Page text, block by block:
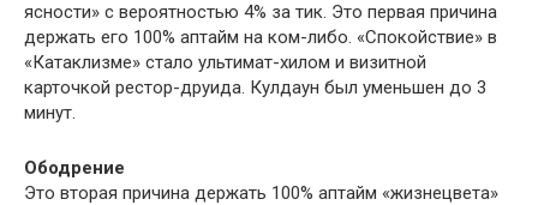
ясности» с вероятностью 4% за тик. Это первая причина
держать его 100% аптайм на ком-либо. «Спокойствие» в
«Катаклизме» стало ультимат-хилом и визитной
карточкой рестор-друида. Кулдаун был уменьшен до 3
минут.
Ободрение
Это вторая причина держать 100% аптайм «жизнецвета»